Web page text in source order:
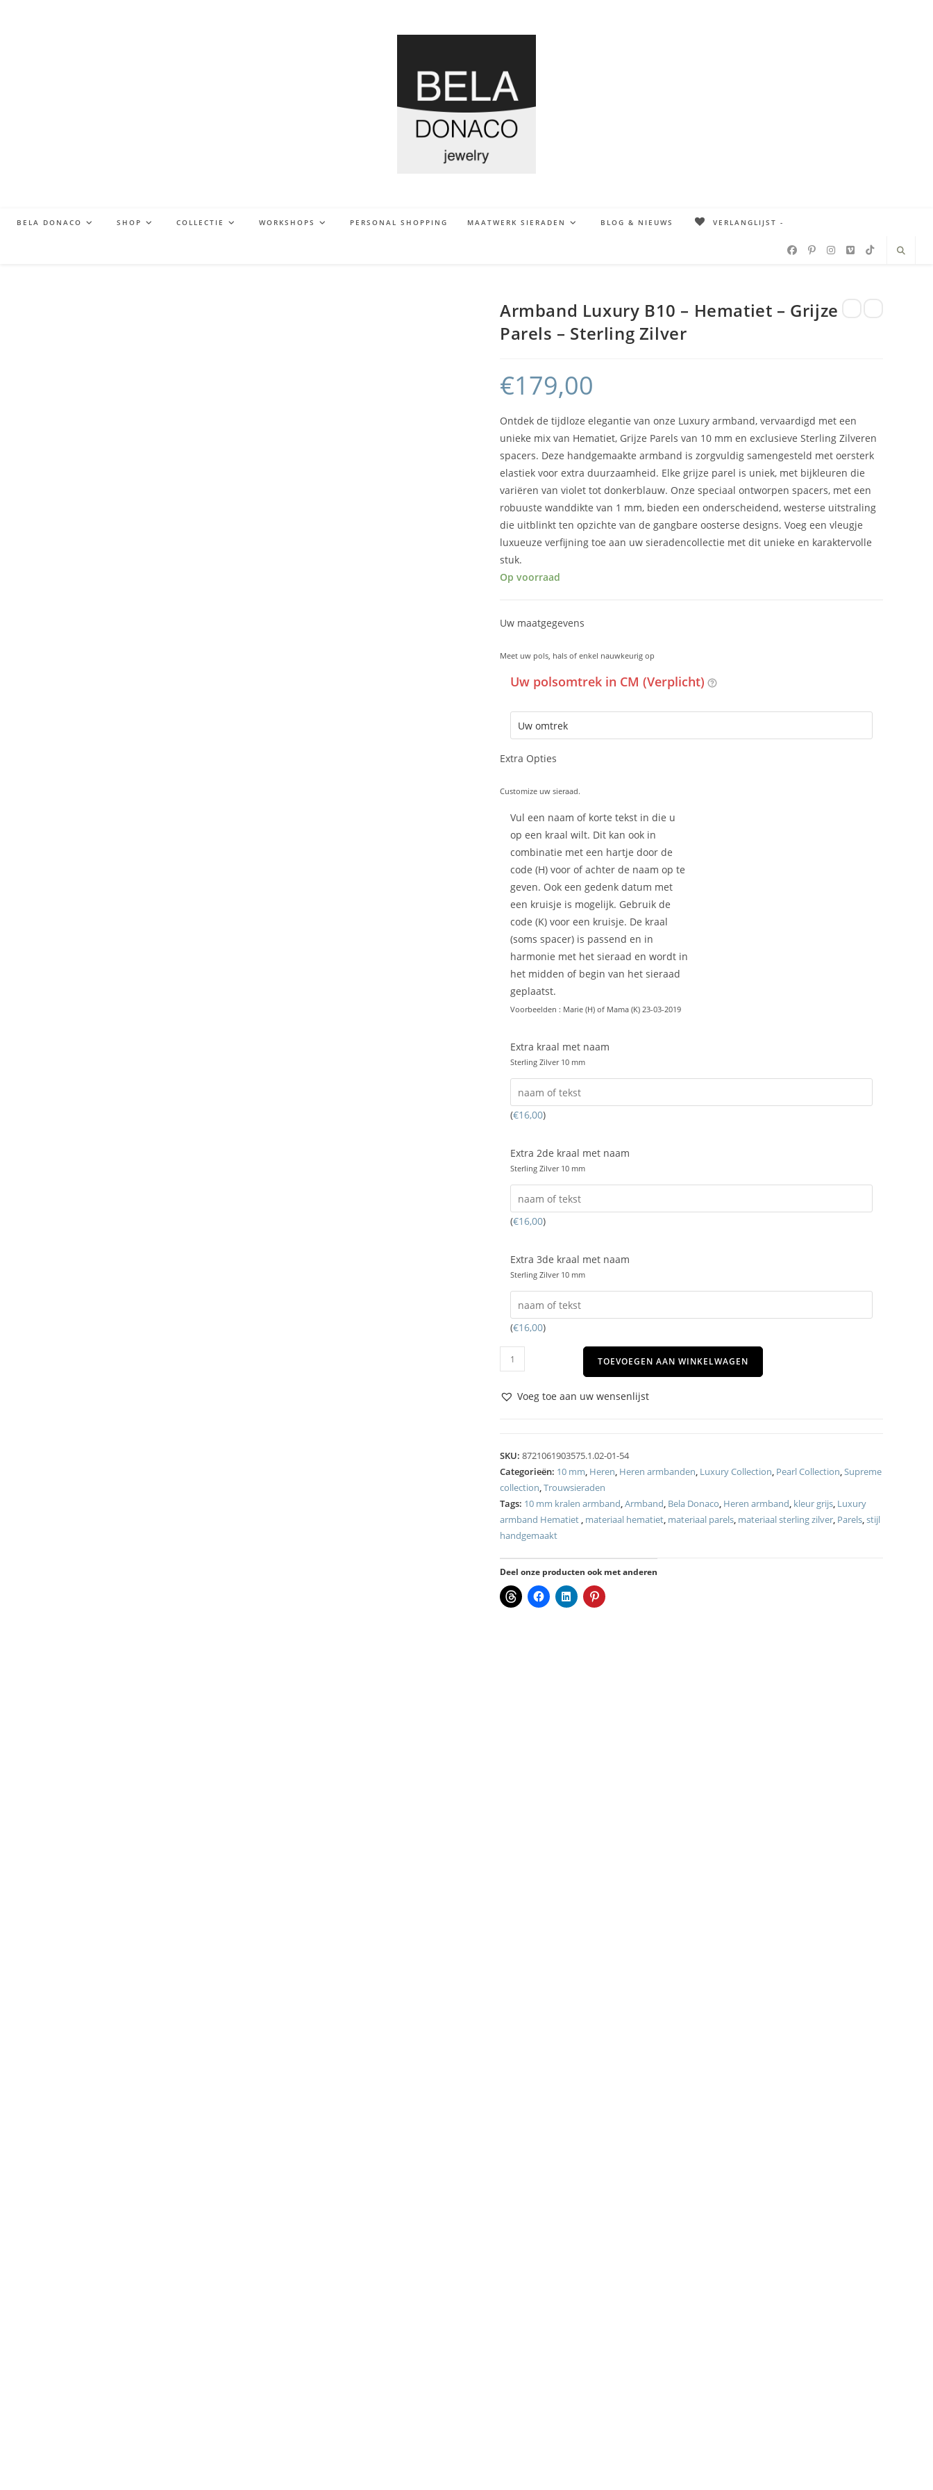
BELA DONACO SHOP COLLECTIE WORKSHOPS PERSONAL SHOPPING MAATWERK SIERADEN BLOG & NIEUWS VERLANGLIJST -
Armband Luxury B10 – Hematiet – Grijze
Parels – Sterling Zilver
€179,00
Ontdek de tijdloze elegantie van onze Luxury armband, vervaardigd met een
unieke mix van Hematiet, Grijze Parels van 10 mm en exclusieve Sterling Zilveren
spacers. Deze handgemaakte armband is zorgvuldig samengesteld met oersterk
elastiek voor extra duurzaamheid. Elke grijze parel is uniek, met bijkleuren die
variëren van violet tot donkerblauw. Onze speciaal ontworpen spacers, met een
robuuste wanddikte van 1 mm, bieden een onderscheidend, westerse uitstraling
die uitblinkt ten opzichte van de gangbare oosterse designs. Voeg een vleugje
luxueuze verfijning toe aan uw sieradencollectie met dit unieke en karaktervolle
stuk.
Op voorraad
Uw maatgegevens
Meet uw pols, hals of enkel nauwkeurig op
Uw polsomtrek in CM (Verplicht)
Extra Opties
Customize uw sieraad.
Vul een naam of korte tekst in die u
op een kraal wilt. Dit kan ook in
combinatie met een hartje door de
code (H) voor of achter de naam op te
geven. Ook een gedenk datum met
een kruisje is mogelijk. Gebruik de
code (K) voor een kruisje. De kraal
(soms spacer) is passend en in
harmonie met het sieraad en wordt in
het midden of begin van het sieraad
geplaatst.
Voorbeelden : Marie (H) of Mama (K) 23-03-2019
Extra kraal met naam
Sterling Zilver 10 mm
(€16,00)
Extra 2de kraal met naam
Sterling Zilver 10 mm
(€16,00)
Extra 3de kraal met naam
Sterling Zilver 10 mm
(€16,00)
TOEVOEGEN AAN WINKELWAGEN
Voeg toe aan uw wensenlijst
SKU: 8721061903575.1.02-01-54
Categorieën: 10 mm, Heren, Heren armbanden, Luxury Collection, Pearl Collection,Supreme
collection,Trouwsieraden
Tags: 10 mm kralen armband,Armband, Bela Donaco, Heren armband, kleur grijs, Luxury
armband Hematiet , materiaal hematiet, materiaal parels, materiaal sterling zilver, Parels,stijl
handgemaakt
Deel onze producten ook met anderen